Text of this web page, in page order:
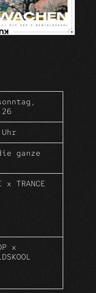
und
euch!
ganze
x TRANCE
x